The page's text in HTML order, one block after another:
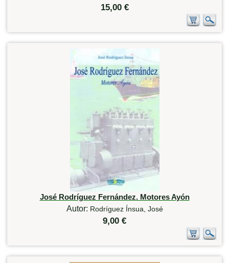
15,00 €
José Rodríguez Fernández. Motores Ayón
Autor: Rodríguez Ínsua, José
9,00 €